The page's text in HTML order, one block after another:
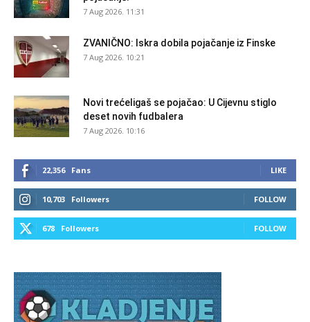
7 Aug 2026. 11:31
ZVANIČNO: Iskra dobila pojačanje iz Finske
7 Aug 2026. 10:21
Novi trećeligaš se pojačao: U Cijevnu stiglo
deset novih fudbalera
7 Aug 2026. 10:16
22,356 Fans LIKE
10,703 Followers FOLLOW
678 Followers FOLLOW